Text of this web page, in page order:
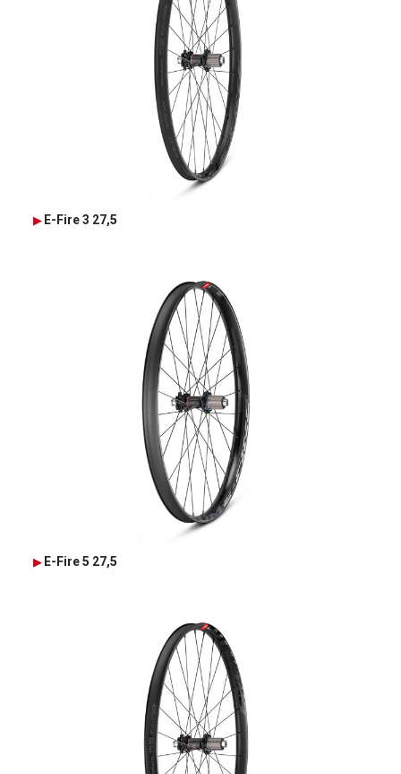
E-Fire 3 27,5
E-Fire 5 27,5